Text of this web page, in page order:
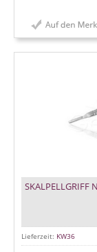
SKALPELLGRIFF
Lieferzeit: KW36